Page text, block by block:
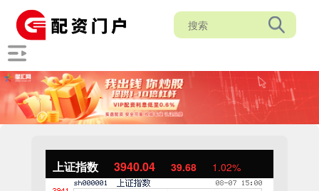
上证指数 3940.04 39.68 1.02%